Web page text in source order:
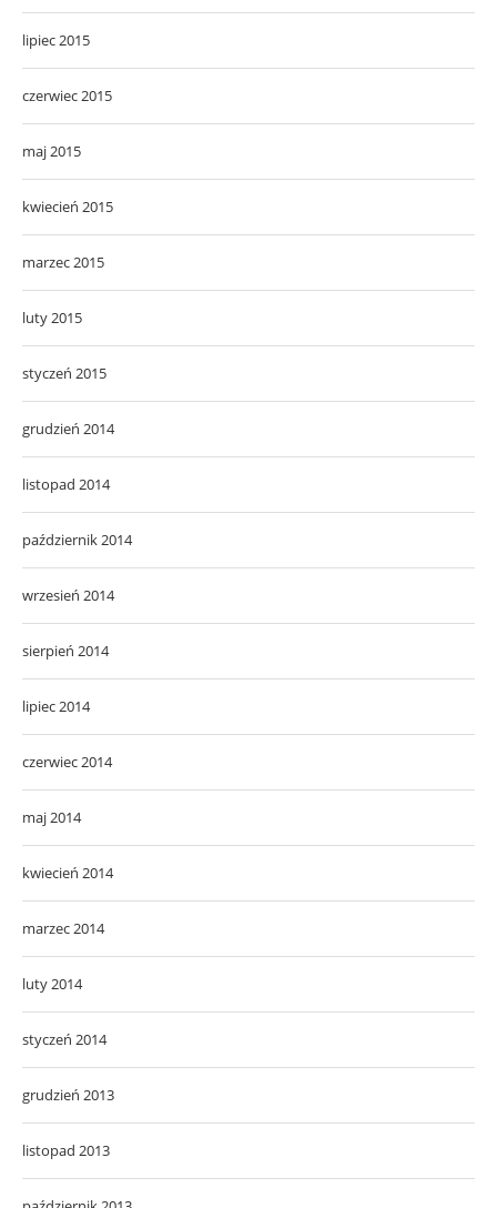
lipiec 2015
czerwiec 2015
maj 2015
kwiecień 2015
marzec 2015
luty 2015
styczeń 2015
grudzień 2014
listopad 2014
październik 2014
wrzesień 2014
sierpień 2014
lipiec 2014
czerwiec 2014
maj 2014
kwiecień 2014
marzec 2014
luty 2014
styczeń 2014
grudzień 2013
listopad 2013